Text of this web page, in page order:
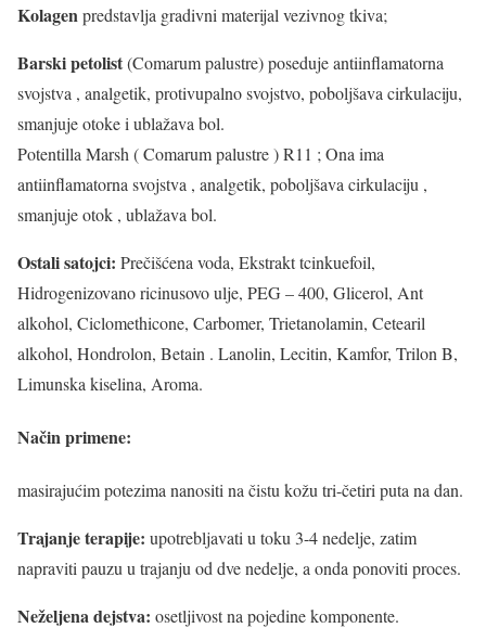
Kolagenpredstavlja gradivni materijal vezivnog tkiva;
Barski petolist(Comarum palustre) poseduje antiinflamatorna
svojstva , analgetik, protivupalno svojstvo, poboljšava cirkulaciju,
smanjuje otoke i ublažava bol.
Potentilla Marsh ( Comarum palustre ) R11 ; Ona ima
antiinflamatorna svojstva , analgetik, poboljšava cirkulaciju ,
smanjuje otok , ublažava bol.
Ostali satojci: Prečišćena voda, Ekstrakt tcinkuefoil,
Hidrogenizovano ricinusovo ulje, PEG – 400, Glicerol, Ant
alkohol, Ciclomethicone, Carbomer, Trietanolamin, Cetearil
alkohol, Hondrolon, Betain . Lanolin, Lecitin, Kamfor, Trilon B,
Limunska kiselina, Aroma.
Način primene:
masirajućim potezima nanositi na čistu kožu tri-četiri puta na dan.
Trajanje terapije: upotrebljavati u toku 3-4 nedelje, zatim
napraviti pauzu u trajanju od dve nedelje, a onda ponoviti proces.
Neželjena dejstva: osetljivost na pojedine komponente.